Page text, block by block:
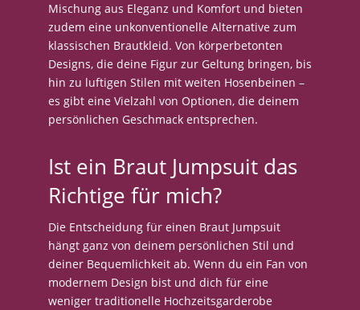
Mischung aus Eleganz und Komfort und bieten
zudem eine unkonventionelle Alternative zum
klassischen Brautkleid. Von körperbetonten
Designs, die deine Figur zur Geltung bringen, bis
hin zu luftigen Stilen mit weiten Hosenbeinen –
es gibt eine Vielzahl von Optionen, die deinem
persönlichen Geschmack entsprechen.
Ist ein Braut Jumpsuit das
Richtige für mich?
Die Entscheidung für einen Braut Jumpsuit
hängt ganz von deinem persönlichen Stil und
deiner Bequemlichkeit ab. Wenn du ein Fan von
modernem Design bist und dich für eine
weniger traditionelle Hochzeitsgarderobe